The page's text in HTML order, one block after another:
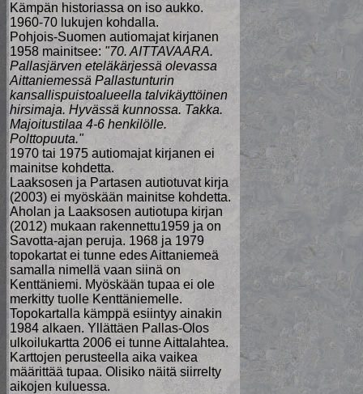
Kämpän historiassa on iso aukko.
1960-70 lukujen kohdalla.
Pohjois-Suomen autiomajat kirjanen
1958 mainitsee: "70. AITTAVAARA.
Pallasjärven eteläkärjessä olevassa
Aittaniemessä Pallastunturin
kansallispuistoalueella talvikäyttöinen
hirsimaja. Hyvässä kunnossa. Takka.
Majoitustilaa 4-6 henkilölle.
Polttopuuta."
1970 tai 1975 autiomajat kirjanen ei
mainitse kohdetta.
Laaksosen ja Partasen autiotuvat kirja
(2003) ei myöskään mainitse kohdetta.
Aholan ja Laaksosen autiotupa kirjan
(2012) mukaan rakennettu1959 ja on
Savotta-ajan peruja. 1968 ja 1979
topokartat ei tunne edes Aittaniemeä
samalla nimellä vaan siinä on
Kenttäniemi. Myöskään tupaa ei ole
merkitty tuolle Kenttäniemelle.
Topokartalla kämppä esiintyy ainakin
1984 alkaen. Yllättäen Pallas-Olos
ulkoilukartta 2006 ei tunne Aittalahtea.
Karttojen perusteella aika vaikea
määrittää tupaa. Olisiko näitä siirrelty
aikojen kuluessa.